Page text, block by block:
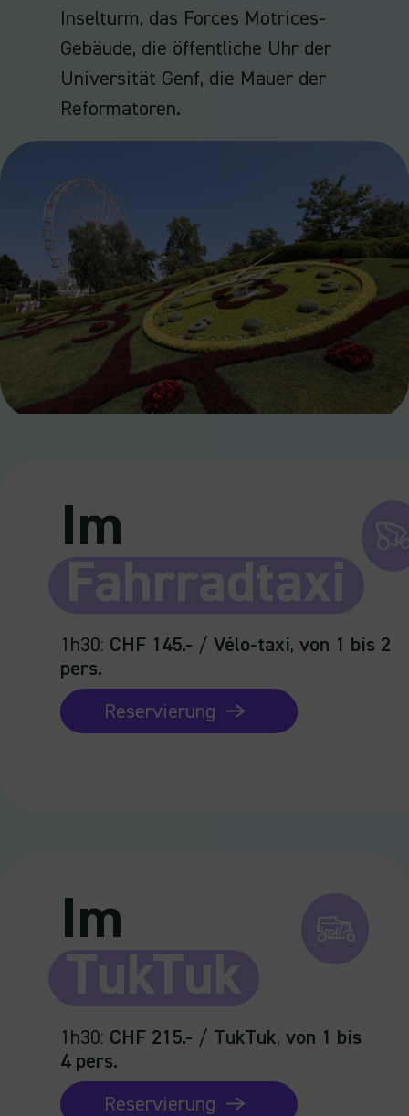
Inselturm, das Forces Motrices-
Gebäude, die öffentliche Uhr der
Universität Genf, die Mauer der
Reformatoren.
Im
Fahrradtaxi
1h30: CHF 145.- / Vélo-taxi, von 1 bis 2
pers.
Reservierung
Im
TukTuk
1h30: CHF 215.- / TukTuk, von 1 bis
4 pers.
Reservierung